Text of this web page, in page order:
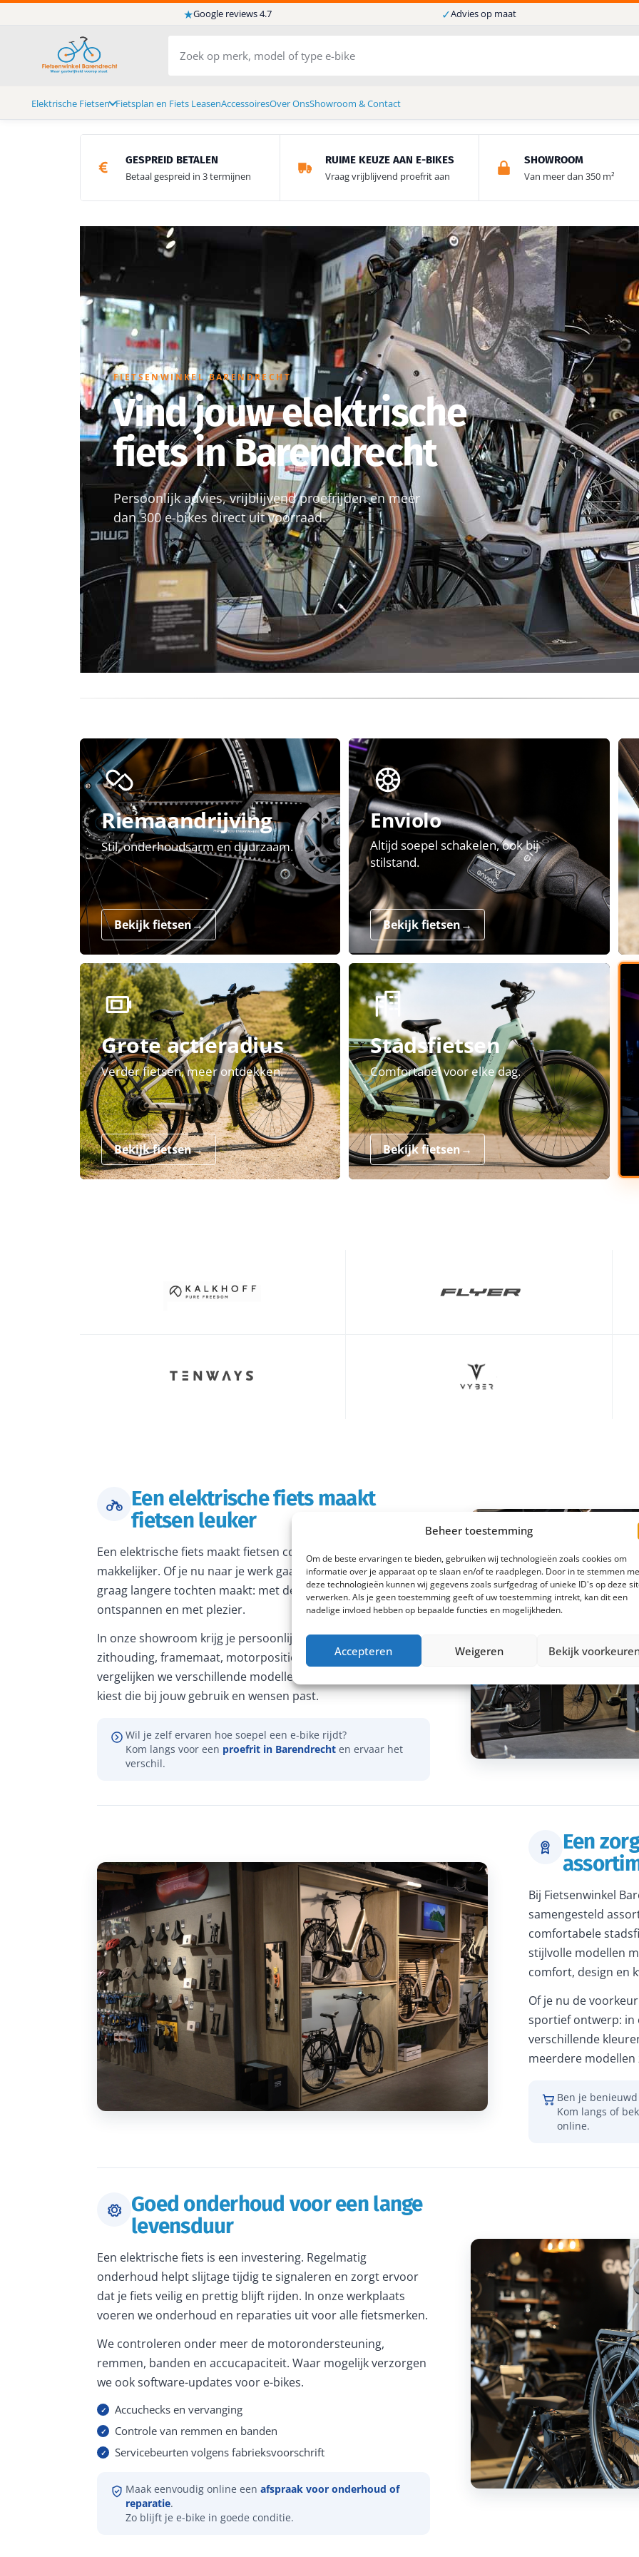
Beheer toestemming
Om de beste ervaringen te bieden, gebruiken wij technologieën zoals cookies om
informatie over je apparaat op te slaan en/of te raadplegen. Door in te stemmen
deze technologieën kunnen wij gegevens zoals surfgedrag of unieke ID's op deze
verwerken. Als je geen toestemming geeft of uw toestemming intrekt, kan dit een
nadelige invloed hebben op bepaalde functies en mogelijkheden.
Accepteren Weigeren Bekijk
★Google reviews 4.7 ✓Advies op maat
Elektrische Fietsen Fietsplan en Fiets LeasenAccessoiresOver OnsShowroom & Contact
GESPREID BETALEN
Betaal gespreid in 3 termijnen
RUIME KEUZE AAN E-BIKES
Vraag vrijblijvend proefrit aan
SHOWROOM
Van meer dan 350 m²
FIETSENWINKEL BARENDRECHT
Vind jouw elektrische
fiets in Barendrecht
Persoonlijk advies, vrijblijvend proefrijden en meer
dan 300 e-bikes direct uit voorraad.
Riemaandrijving
Stil, onderhoudsarm en duurzaam.
Bekijk fietsen→
Enviolo
Altijd soepel schakelen, ook bij
stilstand.
Bekijk fietsen→
Grote actieradius
Verder fietsen, meer ontdekken.
Bekijk fietsen→
Stadsfietsen
Comfortabel voor elke dag.
Bekijk fietsen→
Een elektrische fiets maakt
fietsen leuker
Een elektrische fiets maakt fietsen comfortabeler en
makkelijker. Of je nu naar je werk gaat, boodschappen doet of
graag langere tochten maakt: met de juiste e-bike rijd je
ontspannen en met plezier.
In onze showroom krijg je persoonlijk advies over onder meer
zithouding, framemaat, motorpositie en actieradius. Samen
vergelijken we verschillende modellen, zodat je een e-bike
kiest die bij jouw gebruik en wensen past.
Wil je zelf ervaren hoe soepel een e-bike rijdt?
Kom langs voor een proefrit in Barendrecht en ervaar het
verschil.
Een
Bij Fietsenwinkel
samengesteld
comfortabele
stijlvolle modellen
comfort, design en
Of je nu de
sportief ontwerp: in
verschillende
meerdere
Ben je
Kom langs of
online.
Goed onderhoud voor een lange
levensduur
Een elektrische fiets is een investering. Regelmatig
onderhoud helpt slijtage tijdig te signaleren en zorgt ervoor
dat je fiets veilig en prettig blijft rijden. In onze werkplaats
voeren we onderhoud en reparaties uit voor alle fietsmerken.
We controleren onder meer de motorondersteuning,
remmen, banden en accucapaciteit. Waar mogelijk verzorgen
we ook software-updates voor e-bikes.
Accuchecks en vervanging
Controle van remmen en banden
Servicebeurten volgens fabrieksvoorschrift
Maak eenvoudig online een afspraak voor onderhoud of
reparatie.
Zo blijft je e-bike in goede conditie.